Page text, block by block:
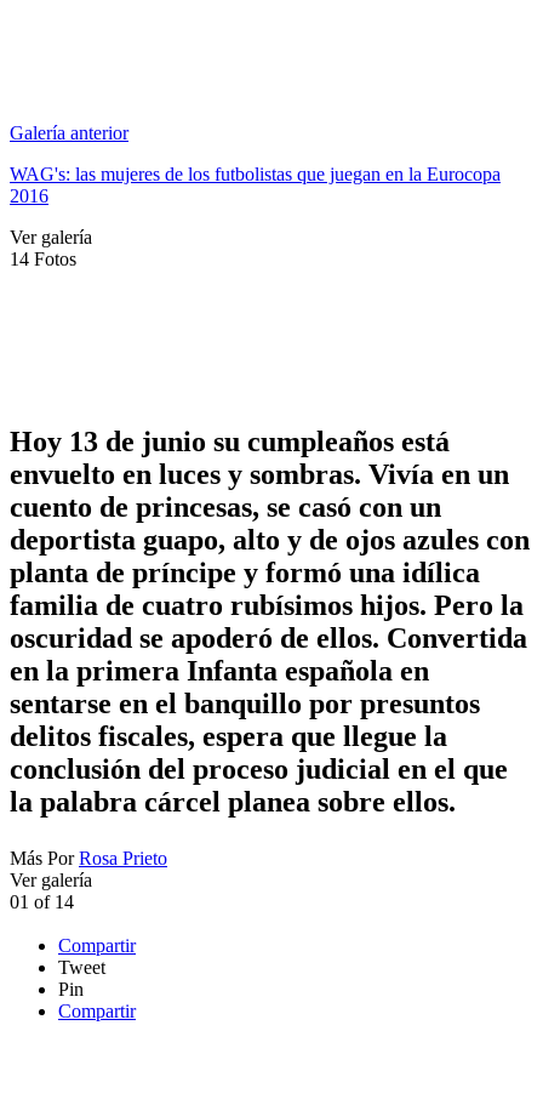
Galería anterior
WAG's: las mujeres de los futbolistas que juegan en la Eurocopa
2016
Ver galería
14 Fotos
Hoy 13 de junio su cumpleaños está
envuelto en luces y sombras. Vivía en un
cuento de princesas, se casó con un
deportista guapo, alto y de ojos azules con
planta de príncipe y formó una idílica
familia de cuatro rubísimos hijos. Pero la
oscuridad se apoderó de ellos. Convertida
en la primera Infanta española en
sentarse en el banquillo por presuntos
delitos fiscales, espera que llegue la
conclusión del proceso judicial en el que
la palabra cárcel planea sobre ellos.
Más PorRosa Prieto
Ver galería
01 of 14
Compartir
Tweet
Pin
Compartir